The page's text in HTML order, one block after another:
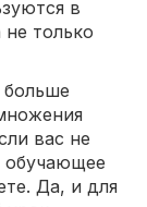
в
только
больше
вас не
обучающее
Да, и для